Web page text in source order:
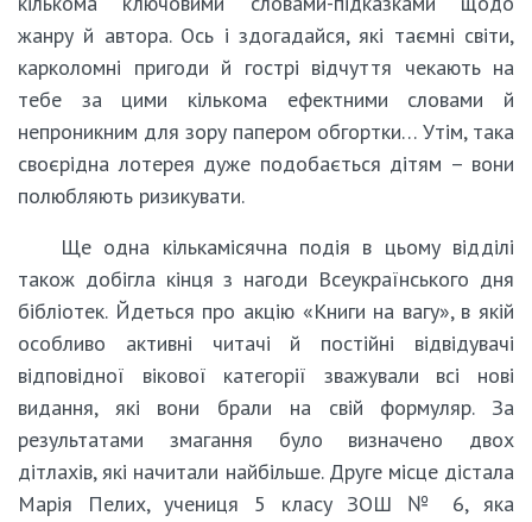
жанру й автора. Ось і здогадайся, які таємні світи,
карколомні пригоди й гострі відчуття чекають на
тебе за цими кількома ефектними словами й
непроникним для зору папером обгортки… Утім, така
своєрідна лотерея дуже подобається дітям – вони
полюбляють ризикувати.
Ще одна кількамісячна подія в цьому відділі
також добігла кінця з нагоди Всеукраїнського дня
бібліотек. Йдеться про акцію «Книги на вагу», в якій
особливо активні читачі й постійні відвідувачі
відповідної вікової категорії зважували всі нові
видання, які вони брали на свій формуляр. За
результатами змагання було визначено двох
дітлахів, які начитали найбільше. Друге місце дістала
Марія Пелих, учениця 5 класу ЗОШ № 6, яка